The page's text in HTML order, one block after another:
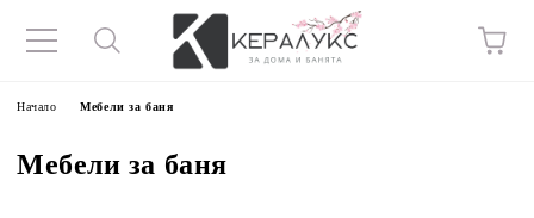
Начало Мебели за баня
Мебели за баня